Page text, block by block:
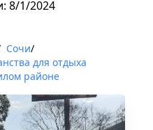
8/1/2024
Сочи/
для отдыха
районе